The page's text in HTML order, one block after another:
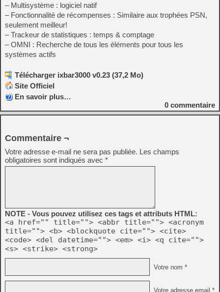
– Multisystème : logiciel natif
– Fonctionnalité de récompenses : Similaire aux trophées PSN,
seulement meilleur!
– Trackeur de statistiques : temps & comptage
– OMNI : Recherche de tous les éléments pour tous les
systèmes actifs
Télécharger ixbar3000 v0.23 (37,2 Mo)
Site Officiel
En savoir plus…
0 commentaire
Commentaire ¬
Votre adresse e-mail ne sera pas publiée. Les champs
obligatoires sont indiqués avec *
NOTE - Vous pouvez utilisez ces tags et attributs HTML:
<a href="" title=""> <abbr title=""> <acronym
title=""> <b> <blockquote cite=""> <cite>
<code> <del datetime=""> <em> <i> <q cite="">
<s> <strike> <strong>
Votre nom *
Votre adresse email *